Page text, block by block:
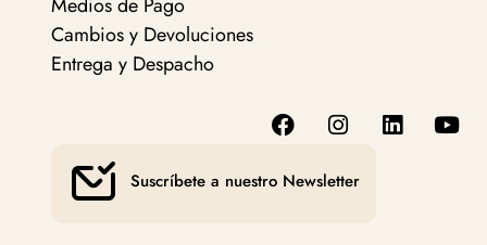
Cambios y Devoluciones
Entrega y Despacho
Suscríbete a nuestro Newsletter